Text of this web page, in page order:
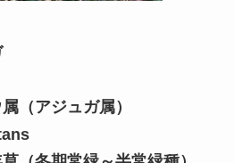
（アジュガ属）